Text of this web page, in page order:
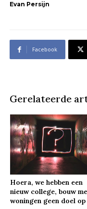
Evan Persijn
Facebook
Gerelateerde
Hoera, we hebben een
nieuw college, bouw
woningen geen doel